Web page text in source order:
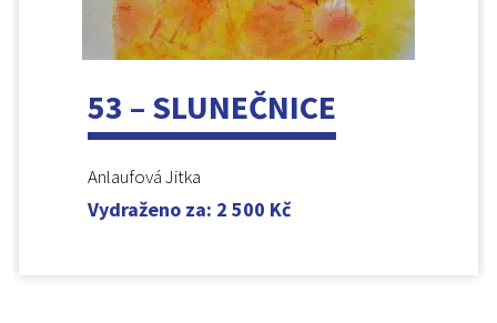
53 – SLUNEČNICE
Anlaufová Jitka
Vydraženo za: 2 500 Kč